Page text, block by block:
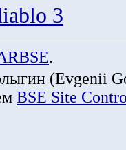
3
.
(Evgenii
BSE Site